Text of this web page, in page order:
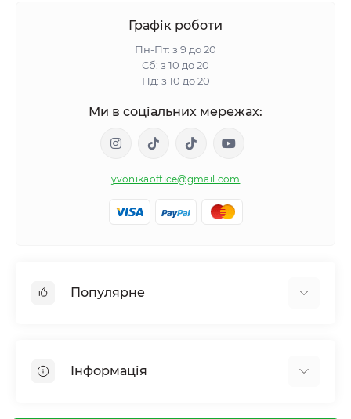
Графік роботи
Пн-Пт: з 9 до 20
Сб: з 10 до 20
Нд: з 10 до 20
Ми в соціальних мережах:
yvonikaoffice@gmail.com
Популярне
Обмін речовин і вага
Інформація